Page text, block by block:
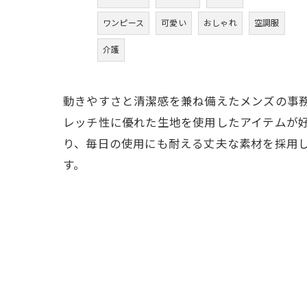
ワンピース 可愛い おしゃれ 空調服
介護
動きやすさと清潔感を兼ね備えたメンズの事
レッチ性に優れた生地を使用したアイテム
り、毎日の使用にも耐える丈夫な素材を採
す。